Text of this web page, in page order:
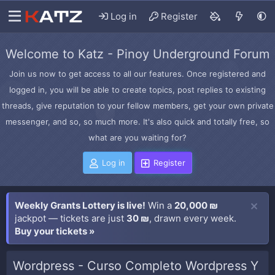
Log in Register
Welcome to Katz - Pinoy Underground Forum
Join us now to get access to all our features. Once registered and
logged in, you will be able to create topics, post replies to existing
threads, give reputation to your fellow members, get your own private
messenger, and so, so much more. It's also quick and totally free, so
what are you waiting for?
Log in Register
Weekly Grants Lottery is live! Win a 20,000 ₪
jackpot — tickets are just 30 ₪, drawn every week.
Buy your tickets »
Wordpress - Curso Completo Wordpress Y